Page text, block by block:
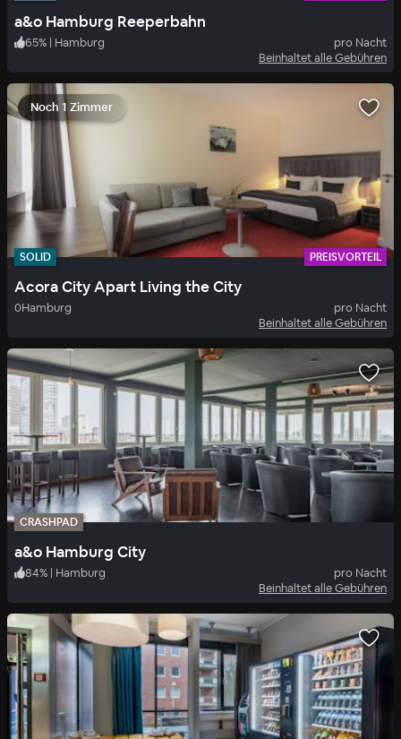
a&o Hamburg Reeperbahn
65% | Hamburg
pro Nacht
Beinhaltet alle Gebühren
Noch 1 Zimmer
SOLID PREISVORTEIL
Acora City Apart Living the City
0Hamburg
pro Nacht
Beinhaltet alle Gebühren
CRASHPAD
a&o Hamburg City
84% | Hamburg
pro Nacht
Beinhaltet alle Gebühren